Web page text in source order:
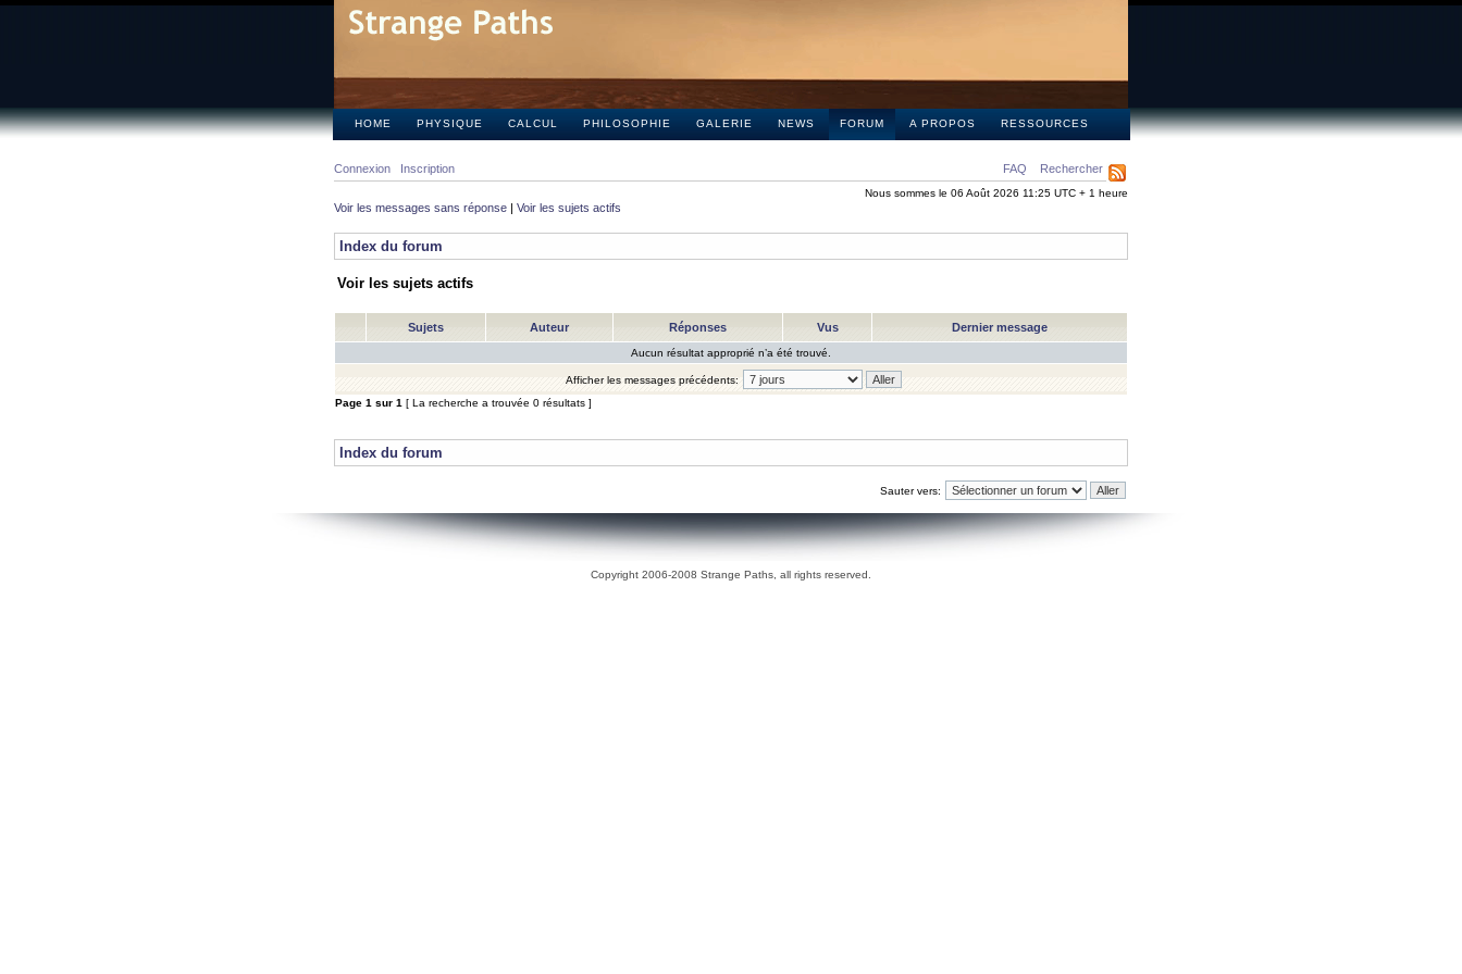
HOME PHYSIQUE CALCUL PHILOSOPHIE GALERIE NEWS FORUM A PROPOS RESSOURCES
FAQ Rechercher
Connexion Inscription
Nous sommes le 06 Août 2026 11:25 UTC + 1 heure
Voir les messages sans réponse | Voir les sujets actifs
Index du forum
Voir les sujets actifs
Sujets Auteur Réponses Vus Dernier message
Aucun résultat approprié n’a été trouvé.
Afficher les messages précédents:
Page 1 sur 1 [ La recherche a trouvée 0 résultats ]
Index du forum
Sauter vers:
Copyright 2006-2008 Strange Paths, all rights reserved.